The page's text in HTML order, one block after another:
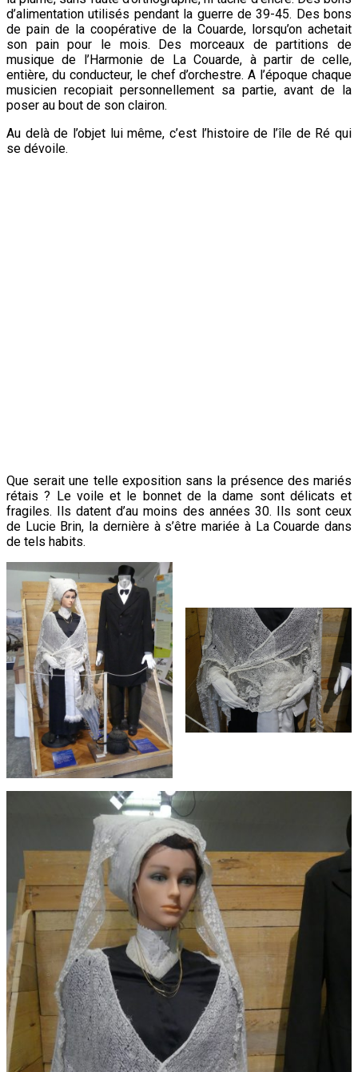
d’alimentation utilisés pendant la guerre de 39-45. Des bons
de pain de la coopérative de la Couarde, lorsqu’on achetait
son pain pour le mois. Des morceaux de partitions de
musique de l’Harmonie de La Couarde, à partir de celle,
entière, du conducteur, le chef d’orchestre. A l’époque chaque
musicien recopiait personnellement sa partie, avant de la
poser au bout de son clairon.
Au delà de l’objet lui même, c’est l’histoire de l’île de Ré qui
se dévoile.
Que serait une telle exposition sans la présence des mariés
rétais ? Le voile et le bonnet de la dame sont délicats et
fragiles. Ils datent d’au moins des années 30. Ils sont ceux
de Lucie Brin, la dernière à s’être mariée à La Couarde dans
de tels habits.